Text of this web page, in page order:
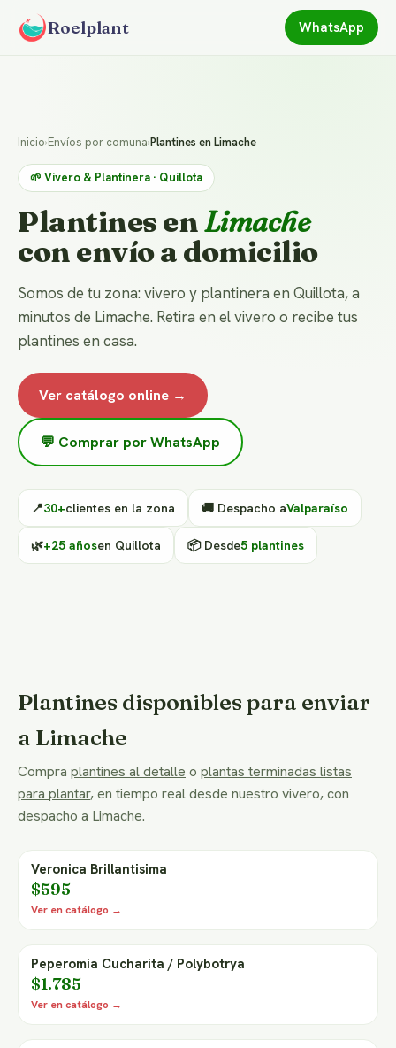
Roelplant WhatsApp
Inicio›Envíos por comuna›Plantines en Limache
🌱 Vivero & Plantinera · Quillota
Plantines enLimache
con envío a domicilio
Somos de tu zona: vivero y plantinera en Quillota, a
minutos de Limache. Retira en el vivero o recibe tus
plantines en casa.
Ver catálogo online →
💬 Comprar por WhatsApp
📍30+clientes en la zona 🚚 Despacho aValparaíso
🌿+25 añosen Quillota 📦 Desde5 plantines
Plantines disponibles para enviar
a Limache
Compra plantines al detalle o plantas terminadas listas
para plantar, en tiempo real desde nuestro vivero, con
despacho a Limache.
Veronica Brillantisima
$595
Ver en catálogo →
Peperomia Cucharita / Polybotrya
$1.785
Ver en catálogo →